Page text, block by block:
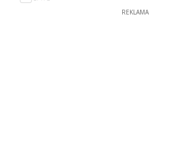
REKLAMA